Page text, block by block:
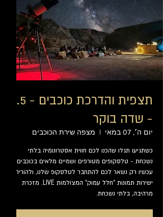
תצפית והדרכת כוכבים - 7.5
- שדה בוקר
יום ה׳, 07 במאי
  |
מצפה שירת הכוכבים
כשתגיעו תגלו שהכנו לכם חווית אסטרונומיה בלתי
נשכחת - טלסקופים מטורפים ושמיים מלאים בכוכבים.
עכשיו רק נשאר לכם להתחבר לטלסקופ שלנו, ולהוריד
ישירות תמונות "חלל עמוק" המצולמות LIVE. מזכרת
מרהיבה, בלתי נשכחת.